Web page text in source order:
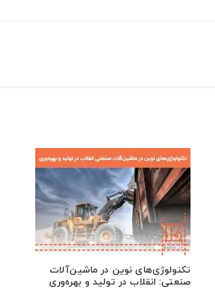
تکنولوژی‌های نوین در ماشین‌آلات
صنعتی: انقلاب در تولید و بهره‌وری